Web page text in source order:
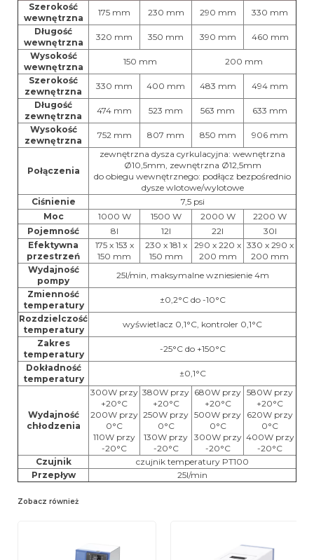
Szerokość
wewnętrzna
175 mm 230 mm 290 mm
330 mm
Długość
wewnętrzna
320 mm 350 mm 390 mm
460 mm
Wysokość
wewnętrzna
150 mm
200 mm
Szerokość
zewnętrzna
330 mm 400 mm 483 mm
494 mm
Długość
zewnętrzna
474 mm 523 mm 563 mm
633 mm
Wysokość
zewnętrzna
752 mm 807 mm 850 mm 906 mm
Połączenia
zewnętrzna dysza cyrkulacyjna: wewnętrzna
Ø10,5mm, zewnętrzna Ø12,5mm
do obiegu wewnętrznego: podłącz bezpośrednio
dysze wlotowe/wylotowe
Ciśnienie
7,5 psi
Moc
1000 W 1500 W 2000 W
2200 W
Pojemność
8l 12l 22l
30l
Efektywna
przestrzeń
175 x 153 x
150 mm
230 x 181 x
150 mm
290 x 220 x
200 mm
330 x 290 x
200 mm
Wydajność
pompy
25l/min, maksymalne wzniesienie 4m
Zmienność
temperatury
±0,2°C do -10°C
Rozdzielczość
temperatury
wyświetlacz 0,1°C, kontroler 0,1°C
Zakres
temperatury
-25°C do +150°C
Dokładność
temperatury
±0,1°C
Wydajność
chłodzenia
300W przy
+20°C
200W przy
0°C
110W przy
-20°C
380W przy
+20°C
250W przy
0°C
130W przy
-20°C
680W przy
+20°C
500W przy
0°C
300W przy
-20°C
580W przy
+20°C
620W przy
0°C
400W przy
-20°C
Czujnik
czujnik temperatury PT100
Przepływ
25l/min
Zobacz również